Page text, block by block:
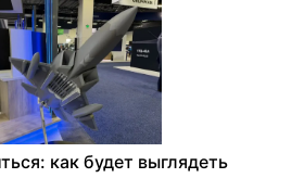
как будет выглядеть